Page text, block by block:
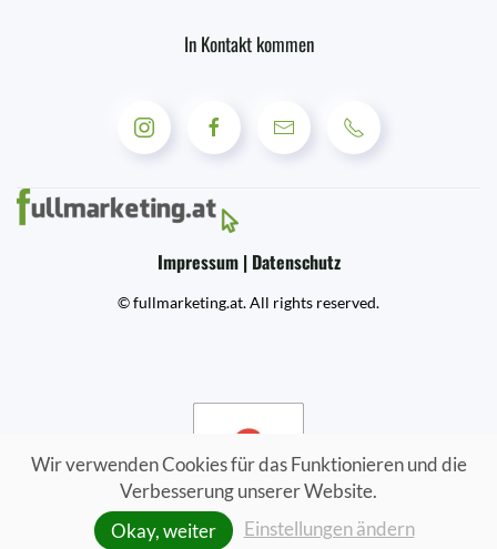
In Kontakt kommen
Impressum | Datenschutz
© fullmarketing.at. All rights reserved.
Wir verwenden Cookies für das Funktionieren und die
Verbesserung unserer Website.
Okay, weiter
Einstellungen ändern